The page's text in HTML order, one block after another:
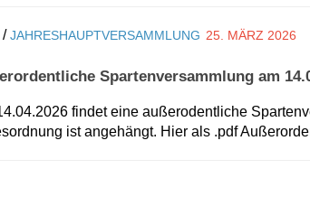
/JAHRESHAUPTVERSAMMLUNG 25. MÄRZ 2026
Spartenversammlung am
findet eine außerodentliche
ist angehängt. Hier als .pdf